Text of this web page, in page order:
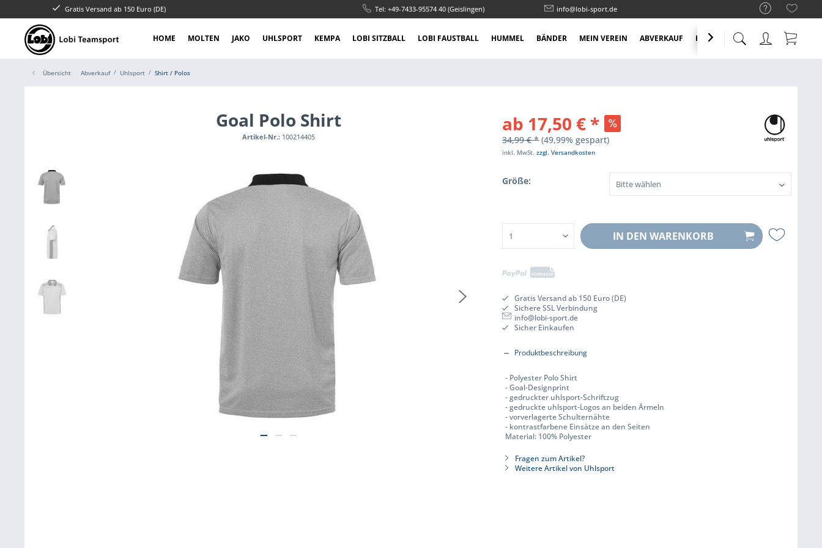
Gratis Versand ab 150 Euro (DE) Tel: +49-7433-95574 40 (Geislingen) info@lobi-sport.de
HOME MOLTEN JAKO UHLSPORT KEMPA LOBI SITZBALL LOBI FAUSTBALL HUMMEL BÄNDER MEIN VEREIN ABVERKAUF KNALLER ANGEBOTE

Übersicht Abverkauf Uhlsport Shirt / Polos
Goal Polo Shirt
Artikel-Nr.: 100214405
ab 17,50 € *
34,99 € * (49,99% gespart)
inkl. MwSt.zzgl. Versandkosten
Größe:
IN DEN WARENKORB
Gratis Versand ab 150 Euro (DE)
Sichere SSL Verbindung
info@lobi-sport.de
Sicher Einkaufen
Produktbeschreibung
- Polyester Polo Shirt
- Goal-Designprint
- gedruckter uhlsport-Schriftzug
- gedruckte uhlsport-Logos an beiden Ärmeln
- vorverlagerte Schulternähte
- kontrastfarbene Einsätze an den Seiten
Material: 100% Polyester
Fragen zum Artikel?
Weitere Artikel von Uhlsport